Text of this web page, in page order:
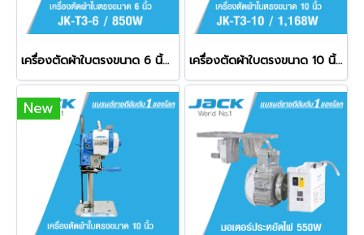
เครื่องตัดผ้าใบตรงขนาด 6 นิ้ว 850W JACK รุ่น T3 ' 6 / 850W เครื่องตัดผ้าใบตรงขนาด 10 นิ้ว 1168W JACK รุ่น T3 ' 10 / 1168W
New